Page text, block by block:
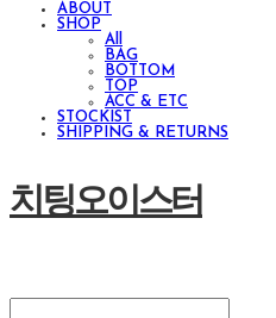
ABOUT
SHOP
All
BAG
BOTTOM
TOP
ACC & ETC
STOCKIST
SHIPPING & RETURNS
치팅오이스터